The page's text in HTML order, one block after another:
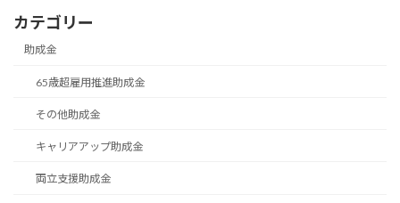
カテゴリー
助成金
65歳超雇用推進助成金
その他助成金
キャリアアップ助成金
両立支援助成金